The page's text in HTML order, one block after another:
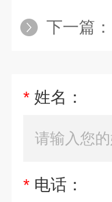
下一篇：
* 姓名：
* 电话：